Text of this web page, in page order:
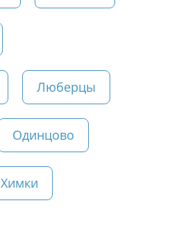
Люберцы
Одинцово
Химки